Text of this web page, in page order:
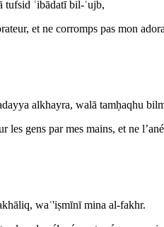
tufsid ʿibādatī bil-ʿujb,
et ne corromps pas mon
alkhayra, walā tamḥaqhu
les gens par mes mains, et ne
waʿ'iṣmīnī mina al-fakhr.